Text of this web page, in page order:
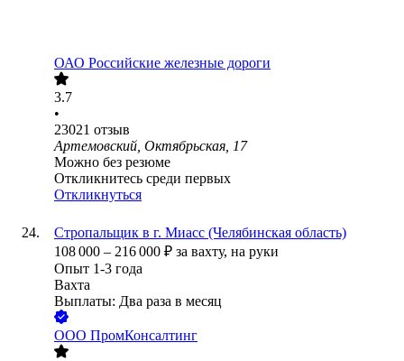
ОАО Российские железные дороги
3.7
•
23021 отзыв
Артемовский, Октябрьская, 17
Можно без резюме
Откликнитесь среди первых
Откликнуться
Стропальщик в г. Миасс (Челябинская область)
108 000 – 216 000 ₽ за вахту, на руки
Опыт 1-3 года
Вахта
Выплаты: Два раза в месяц
ООО ПромКонсалтинг